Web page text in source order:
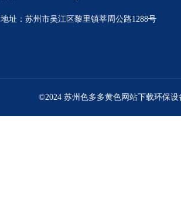
地址：苏州市吴江区黎里镇莘周公路1288号
©2024 苏州色多多黄色网站下载环保设